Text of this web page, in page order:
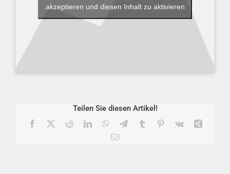
akzeptieren und diesen Inhalt zu aktivieren
Teilen Sie diesen Artikel!
Facebook RedditLinkedInWhatsApp
TelegramTumblr Pinterest
Vk
E-